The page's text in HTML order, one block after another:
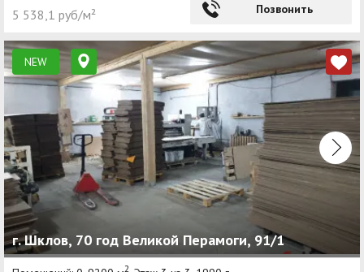
5 538,1 руб/м² Позвонить
NEW
г. Шклов, 70 год Великой Перамоги, 91/1
2